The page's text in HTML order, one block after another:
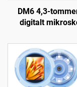
DM6 4,3-
digitalt
lodning,
planter